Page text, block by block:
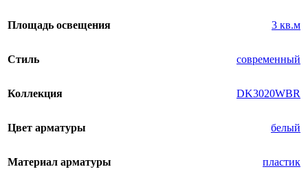
Площадь освещения 3 кв.м
Стиль современный
Коллекция DK3020WBR
Цвет арматуры белый
Материал арматуры пластик